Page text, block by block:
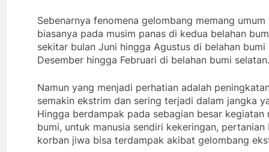
Sebenarnya fenomena gelombang memang
biasanya pada musim panas di kedua belahan
sekitar bulan Juni hingga Agustus di belahan bumi
Desember hingga Februari di belahan bumi selatan.
Namun yang menjadi perhatian adalah
semakin ekstrim dan sering terjadi dalam jangka
Hingga berdampak pada sebagian besar
bumi, untuk manusia sendiri kekeringan, pertanian
korban jiwa bisa terdampak akibat gelombang